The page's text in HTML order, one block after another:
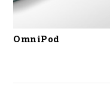
OmniPod